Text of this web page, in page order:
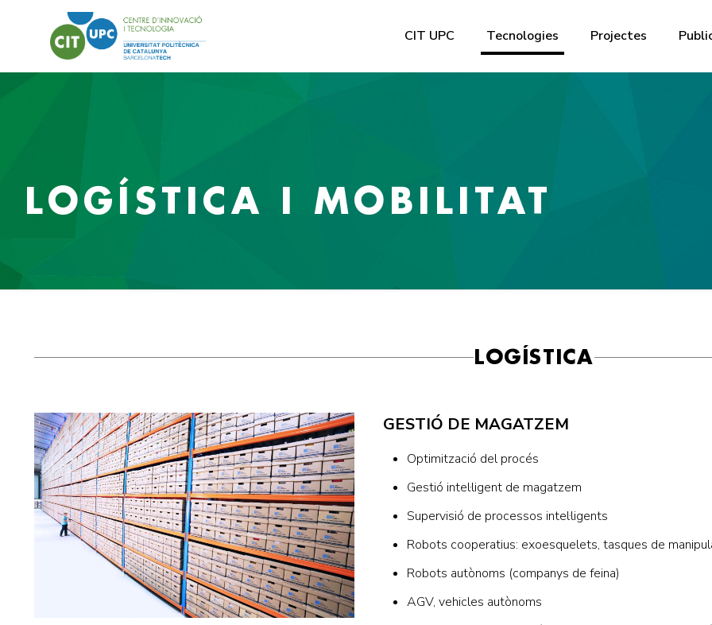
CIT UPC Tecnologies Projectes
LOGÍSTICA I MOBILITAT
LOGÍSTICA
GESTIÓ DE MAGATZEM
Optimització del procés
Gestió intel·ligent de magatzem
Supervisió de processos intel·ligents
Robots cooperatius: exoesquelets, tasques de
Robots autònoms (companys de feina)
AGV, vehicles autònoms